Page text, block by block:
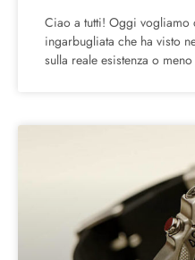
Ciao a tutti! Oggi vogliamo
ingarbugliata che ha visto
sulla reale esistenza o